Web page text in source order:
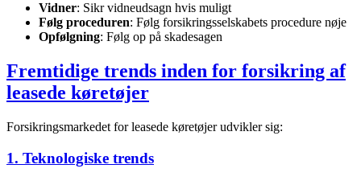
Vidner: Sikr vidneudsagn hvis muligt
Følg proceduren: Følg forsikringsselskabets procedure nøje
Opfølgning: Følg op på skadesagen
Fremtidige trends inden for forsikring af
leasede køretøjer
Forsikringsmarkedet for leasede køretøjer udvikler sig:
1. Teknologiske trends